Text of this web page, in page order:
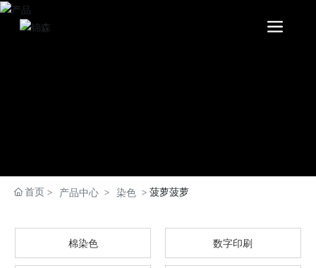
首页 产品中心 染色 菠萝菠萝
棉染色 数字印刷